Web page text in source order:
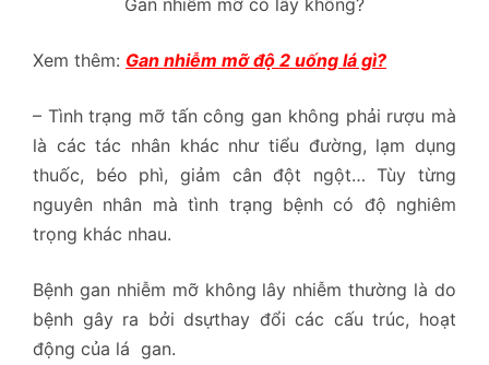
Gan nhiễm mỡ có lây không?
Xem thêm: Gan nhiễm mỡ độ 2 uống lá gì?
– Tình trạng mỡ tấn công gan không phải rượu mà
là các tác nhân khác như tiểu đường, lạm dụng
thuốc, béo phì, giảm cân đột ngột… Tùy từng
nguyên nhân mà tình trạng bệnh có độ nghiêm
trọng khác nhau.
Bệnh gan nhiễm mỡ không lây nhiễm thường là do
bệnh gây ra bởi dsựthay đổi các cấu trúc, hoạt
động của lá gan.